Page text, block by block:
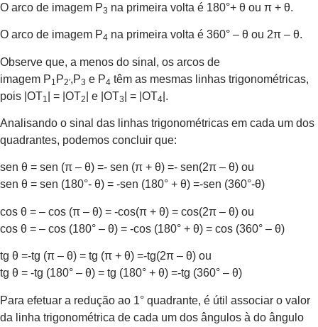
O arco de imagem P3 na primeira volta é 180°+ θ ou π + θ.
O arco de imagem P4 na primeira volta é 360° – θ ou 2π – θ.
Observe que, a menos do sinal, os arcos de
imagem P1 P2′,P3 e P4 têm as mesmas linhas trigonométricas,
pois |OT1 | = |OT2 | e |OT3 | = |OT4 |.
Analisando o sinal das linhas trigonométricas em cada um dos
quadrantes, podemos concluir que:
sen θ = sen (π – θ) =- sen (π + θ) =- sen(2π – θ) ou
sen θ = sen (180°- θ) = -sen (180° + θ) =-sen (360°-θ)
cos θ = – cos (π – θ) = -cos(π + θ) = cos(2π – θ) ou
cos θ = – cos (180° – θ) = -cos (180° + θ) = cos (360° – θ)
tg θ =-tg (π – θ) = tg (π + θ) =-tg(2π – θ) ou
tg θ = -tg (180° – θ) = tg (180° + θ) =-tg (360° – θ)
Para efetuar a redução ao 1° quadrante, é útil associar o valor
da linha trigonométrica de cada um dos ângulos à do ângulo